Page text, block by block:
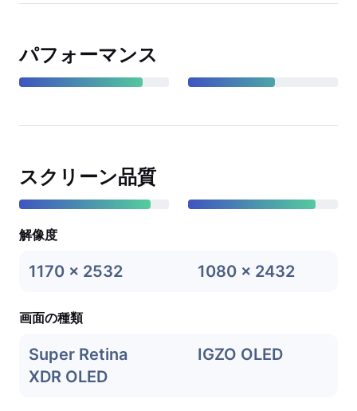
パフォーマンス
スクリーン品質
解像度
1170 x 2532 1080 x 2432
画面の種類
Super Retina
XDR OLED
IGZO OLED